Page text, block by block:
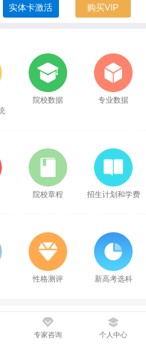
实体卡激活 购买VIP
院校数据 专业数据
院校章程 招生计划和学费
性格测评 新高考选科
专家咨询 个人中心